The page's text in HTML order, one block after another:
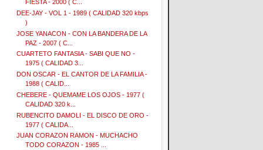
FIESTA - 2000 ( C...
DEE-JAY - VOL 1 - 1989 ( CALIDAD 320 kbps
)
JOSE YANACON - CON LA BANDERA DE LA
PAZ - 2007 ( C...
CUARTETO FANTASIA - SABI QUE NO -
1975 ( CALIDAD 3...
DON OSCAR - EL CANTOR DE LA FAMILIA -
1988 ( CALID...
CHEBERE - QUEMAME LOS OJOS - 1977 (
CALIDAD 320 k...
RUBENCITO DAMOLI - EL DISCO DE ORO -
1977 ( CALIDA...
JUAN CORAZON RAMON - MUCHACHO
TODO CORAZON - 1985 ...